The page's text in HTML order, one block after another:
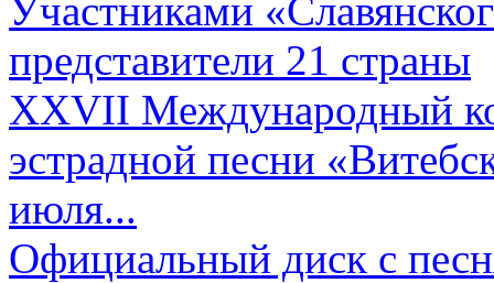
Участниками
представители 21 страны
XXVII Международный
эстрадной песни
июля...
Официальный диск с